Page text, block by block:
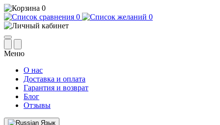
0
0
0
Меню
О нас
Доставка и оплата
Гарантия и возврат
Блог
Отзывы
Язык